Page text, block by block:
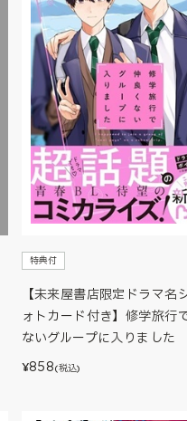
特典付
【未来屋書店限定ドラマ名
ォトカード付き】修学旅行
ないグループに入りまし
¥858(税込)